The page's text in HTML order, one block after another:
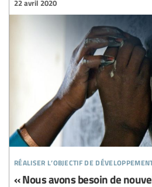
réaliser l’objectif de
22 avril 2020
« Nous avons besoin de